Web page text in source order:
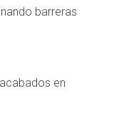
barreras
en